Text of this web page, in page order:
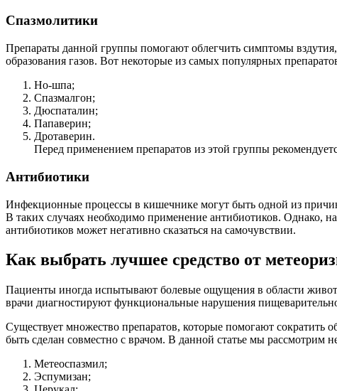
Спазмолитики
Препараты данной группы помогают облегчить симптомы
образования газов. Вот некоторые из самых популярных
Но-шпа;
Спазмалгон;
Дюспаталин;
Папаверин;
Дротаверин.
Перед применением препаратов из этой группы
Антибиотики
Инфекционные процессы в кишечнике могут быть одной из
В таких случаях необходимо применение антибиотиков. Однако,
антибиотиков может негативно сказаться на самочувствии.
Как выбрать лучшее средство от
Пациенты иногда испытывают болевые ощущения в области
врачи диагностируют функциональные нарушения
Существует множество препаратов, которые помогают сократить
быть сделан совместно с врачом. В данной статье мы рассмотрим
Метеоспазмил;
Эспумизан;